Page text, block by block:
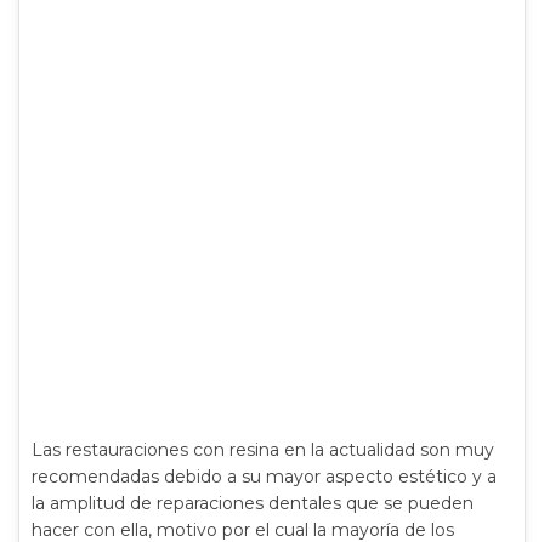
Las restauraciones con resina en la actualidad son muy
recomendadas debido a su mayor aspecto estético y a
la amplitud de reparaciones dentales que se pueden
hacer con ella, motivo por el cual la mayoría de los